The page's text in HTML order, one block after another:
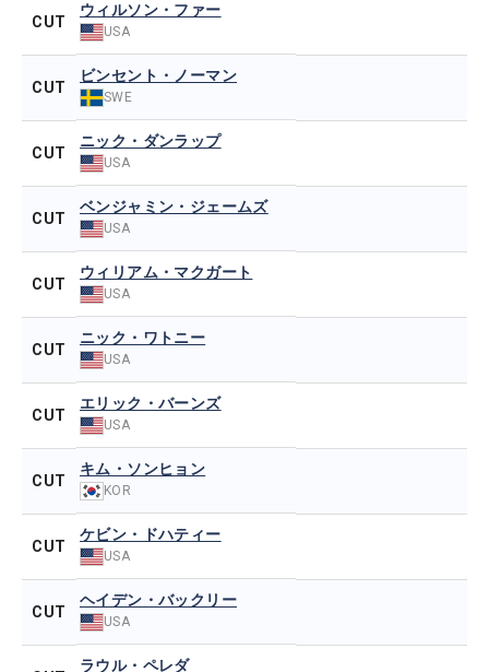
CUT
ウィルソン・ファー
USA
CUT
ビンセント・ノーマン
SWE
CUT
ニック・ダンラップ
USA
CUT
ベンジャミン・ジェームズ
USA
CUT
ウィリアム・マクガート
USA
CUT
ニック・ワトニー
USA
CUT
エリック・バーンズ
USA
CUT
キム・ソンヒョン
KOR
CUT
ケビン・ドハティー
USA
CUT
ヘイデン・バックリー
USA
ラウル・ペレダ